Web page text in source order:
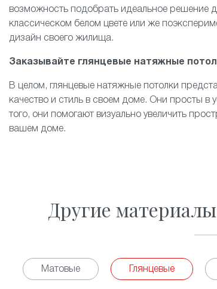
возможность подобрать идеальное решение
классическом белом цвете или же
дизайн своего жилища.
Заказывайте глянцевые натяжные
В целом, глянцевые натяжные потолки
качество и стиль в своем доме. Они просты в
того, они помогают визуально увеличить
вашем доме.
Другие
Матовые Глянцевые